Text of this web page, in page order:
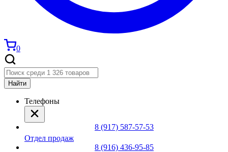
0
Найти
Телефоны
8 (917) 587-57-53
Отдел продаж
8 (916) 436-95-85